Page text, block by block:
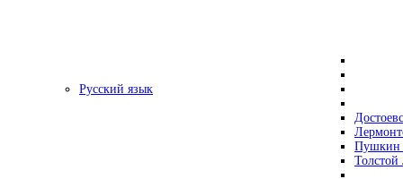
Русский язык